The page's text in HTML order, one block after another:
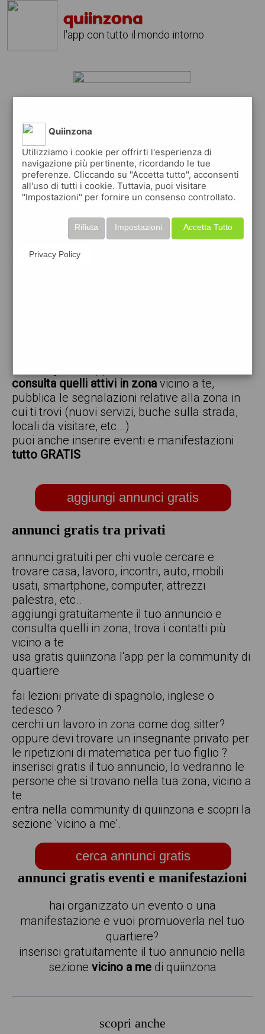
quiinzona
l'app con tutto il mondo intorno
tata?
↴
scarica gratis app
pubblica gratis i tuoi annunci
tuoi annunci per :
consulta quelli attivi in zona vicino a te,
pubblica le segnalazioni relative alla zona in
cui ti trovi (nuovi servizi, buche sulla strada,
locali da visitare, etc...)
puoi anche inserire eventi e manifestazioni
tutto GRATIS
aggiungi annunci gratis
annunci gratis tra privati
annunci gratuiti per chi vuole cercare e
trovare casa, lavoro, incontri, auto, mobili
usati, smartphone, computer, attrezzi
palestra, etc..
aggiungi gratuitamente il tuo annuncio e
consulta quelli in zona, trova i contatti più
vicino a te
usa gratis quiinzona l'app per la community di
quartiere
fai lezioni private di spagnolo, inglese o
tedesco ?
cerchi un lavoro in zona come dog sitter?
oppure devi trovare un insegnante privato per
le ripetizioni di matematica per tuo figlio ?
inserisci gratis il tuo annuncio, lo vedranno le
persone che si trovano nella tua zona, vicino a
te
entra nella community di quiinzona e scopri la
sezione 'vicino a me'.
cerca annunci gratis
annunci gratis eventi e manifestazioni
hai organizzato un evento o una
manifestazione e vuoi promuoverla nel tuo
quartiere?
inserisci gratuitamente il tuo annuncio nella
sezione vicino a medi quiinzona
scopri anche
Quiinzona
Utilizziamo i cookie per offrirti l'esperienza di
navigazione più pertinente, ricordando le tue
preferenze. Cliccando su "Accetta tutto", acconsenti
all'uso di tutti i cookie. Tuttavia, puoi visitare
"Impostazioni" per fornire un consenso controllato.
Accetta Tutto
Impostazioni
Rifiuta
Privacy Policy